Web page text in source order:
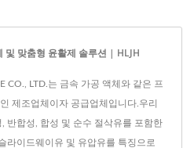
및 맞춤형 윤활제 솔루션 | HLJH
CO., LTD.는 금속 가공 액체와 같은 프
제조업체이자 공급업체입니다.우리
반합성, 합성 및 순수 절삭유를 포함한
라이드웨이유 및 유압유를 특징으로